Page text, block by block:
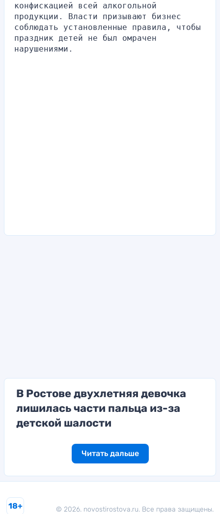
конфискацией всей алкогольной
продукции. Власти призывают бизнес
соблюдать установленные правила, чтобы
праздник детей не был омрачен
нарушениями.
В Ростове двухлетняя девочка
лишилась части пальца из-за
детской шалости
Читать дальше
18+ © 2026. novostirostova.ru. Все права защищены.